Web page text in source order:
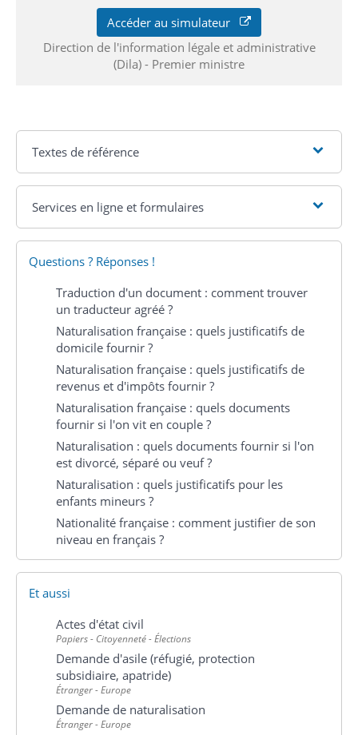
Accéder au simulateur
Direction de l'information légale et administrative
(Dila) - Premier ministre
Textes de référence
Services en ligne et formulaires
Questions ? Réponses !
Traduction d'un document : comment trouver
un traducteur agréé ?
Naturalisation française : quels justificatifs de
domicile fournir ?
Naturalisation française : quels justificatifs de
revenus et d'impôts fournir ?
Naturalisation française : quels documents
fournir si l'on vit en couple ?
Naturalisation : quels documents fournir si l'on
est divorcé, séparé ou veuf ?
Naturalisation : quels justificatifs pour les
enfants mineurs ?
Nationalité française : comment justifier de son
niveau en français ?
Et aussi
Actes d'état civil
Papiers - Citoyenneté - Élections
Demande d'asile (réfugié, protection
subsidiaire, apatride)
Étranger - Europe
Demande de naturalisation
Étranger - Europe